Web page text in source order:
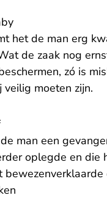
het de man erg
de zaak nog
zó is
veilig moeten zijn.
man een
verlaatoplegde en die